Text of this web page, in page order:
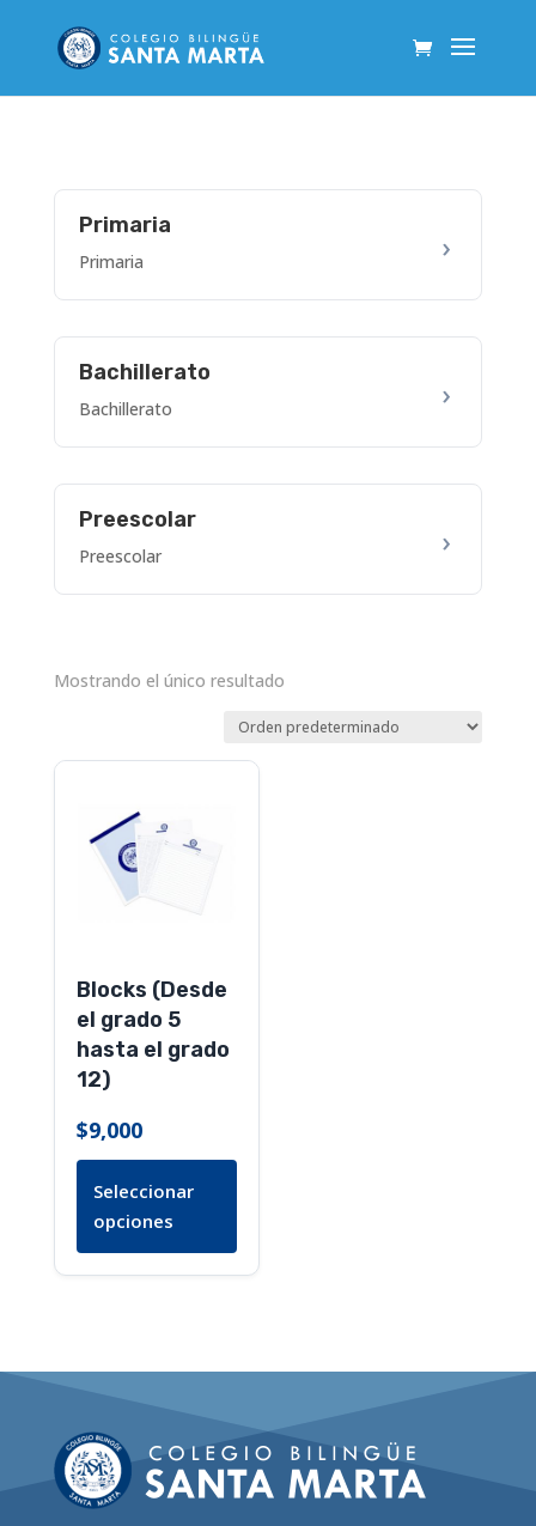
Primaria
Primaria
Bachillerato
Bachillerato
Preescolar
Preescolar
Mostrando el único resultado
Blocks (Desde
el grado 5
hasta el grado
12)
$9,000
Seleccionar
opciones
Este
tiene
múltiples
variantes.
pueden
elegir
página